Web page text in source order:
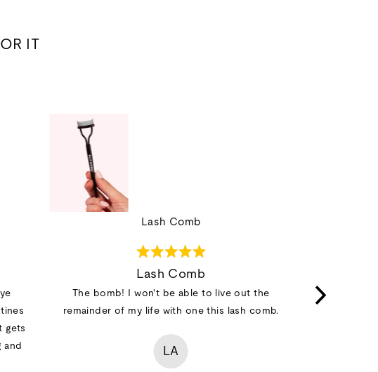
IT
gets
and
Lash Comb
Rated
5
of
5
Lash Comb
The bomb! I won't be able to live out the
remainder of my life with one this lash comb.
LA